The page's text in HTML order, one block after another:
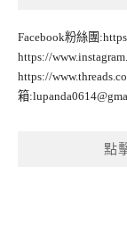
Facebook粉絲團
https://
https://
箱:
點